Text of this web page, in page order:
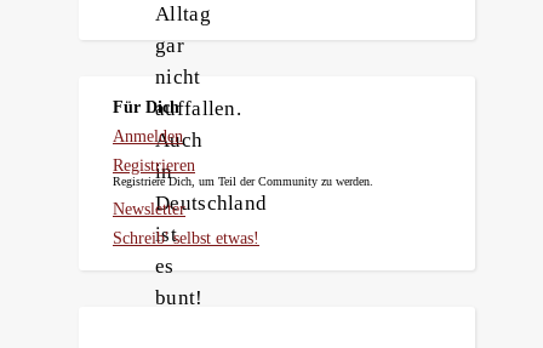
Alltag
gar
nicht
auffallen.
Auch
in
Deutschland
ist
es
bunt!
Für Dich
Anmelden
Registrieren
Registriere Dich, um Teil der Community zu werden.
Newsletter
Schreib' selbst etwas!